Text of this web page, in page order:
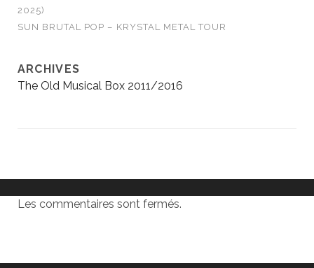
2025)
SUN BRUTAL POP – KRYSTAL METAL TOUR
ARCHIVES
The Old Musical Box 2011/2016
Les commentaires sont fermés.